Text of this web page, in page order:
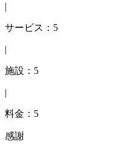
|
サービス：5
|
施設：5
|
料金：5
感謝